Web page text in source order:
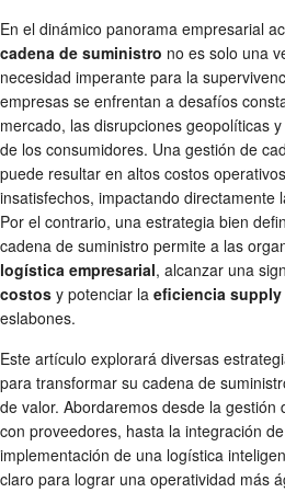
En el dinámico panorama empresarial
cadena de suministro no es solo una
necesidad imperante para la
empresas se enfrentan a desafíos
mercado, las disrupciones geopolíticas
de los consumidores. Una gestión de
puede resultar en altos costos
insatisfechos, impactando directamente
Por el contrario, una estrategia bien
cadena de suministro permite a las
logística empresarial, alcanzar una
costos y potenciar la eficiencia supply
eslabones.
Este artículo explorará diversas
para transformar su cadena de
de valor. Abordaremos desde la gestión
con proveedores, hasta la integración
implementación de una logística
claro para lograr una operatividad más